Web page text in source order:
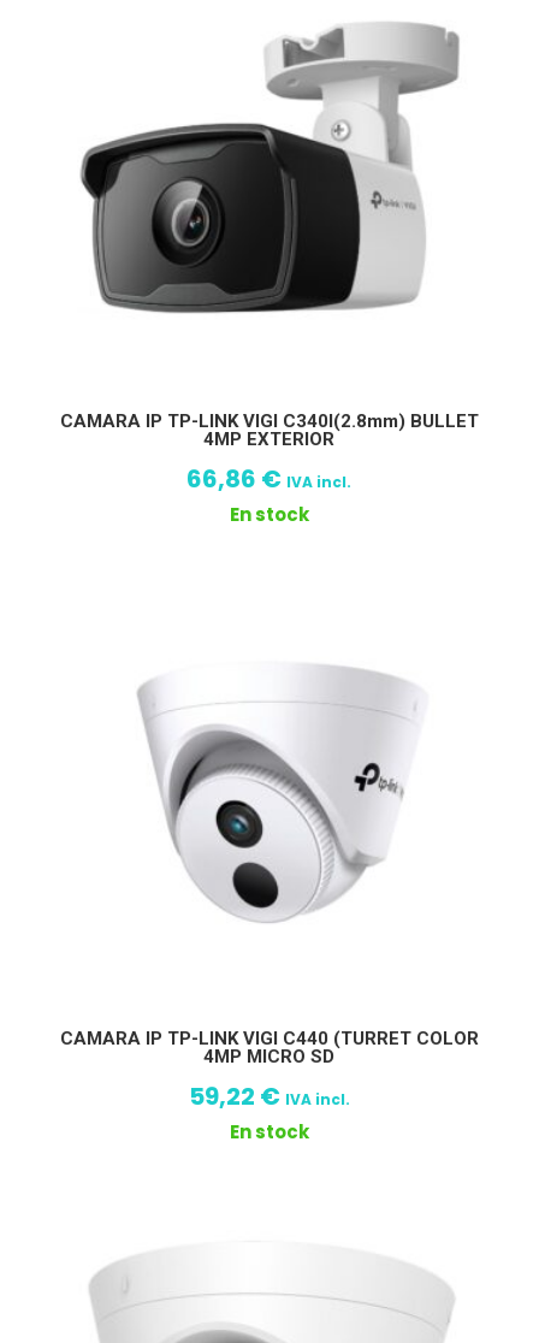
CAMARA IP TP-LINK VIGI C340I(2.8mm) BULLET
4MP EXTERIOR
66,86 € IVA incl.
En stock
CAMARA IP TP-LINK VIGI C440 (TURRET COLOR
4MP MICRO SD
59,22 € IVA incl.
En stock